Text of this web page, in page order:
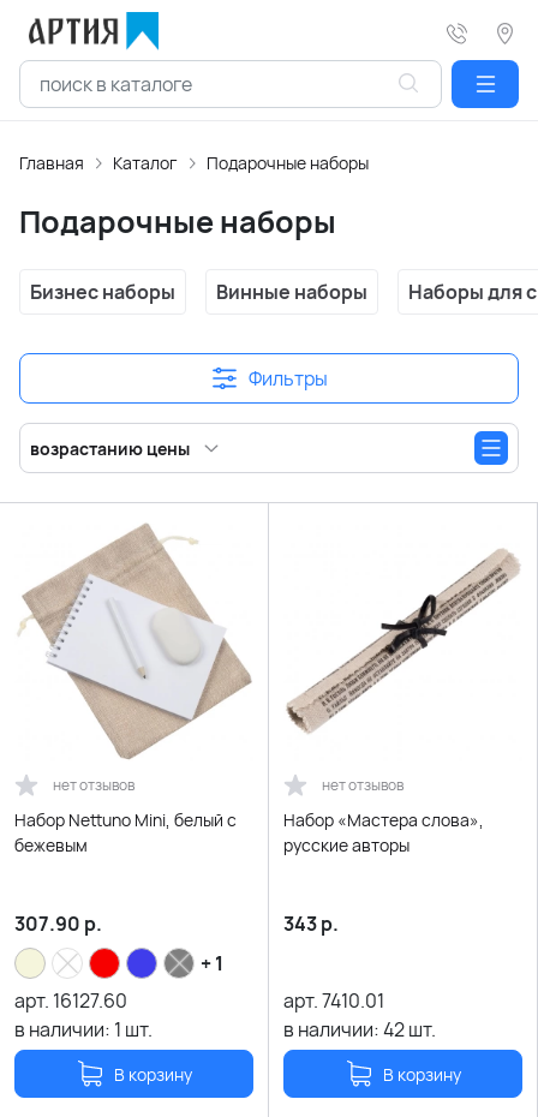
Главная Каталог Подарочные наборы
Подарочные наборы
Бизнес наборы Винные наборы Наборы для
Фильтры
возрастанию цены
нет отзывов
Набор Nettuno Mini, белый с
бежевым
307.90 р.
+ 1
арт. 16127.60
в наличии: 1 шт.
В корзину
нет отзывов
Набор «Мастера слова»,
русские авторы
343р.
арт.7410.01
в наличии:42шт.
В корзину